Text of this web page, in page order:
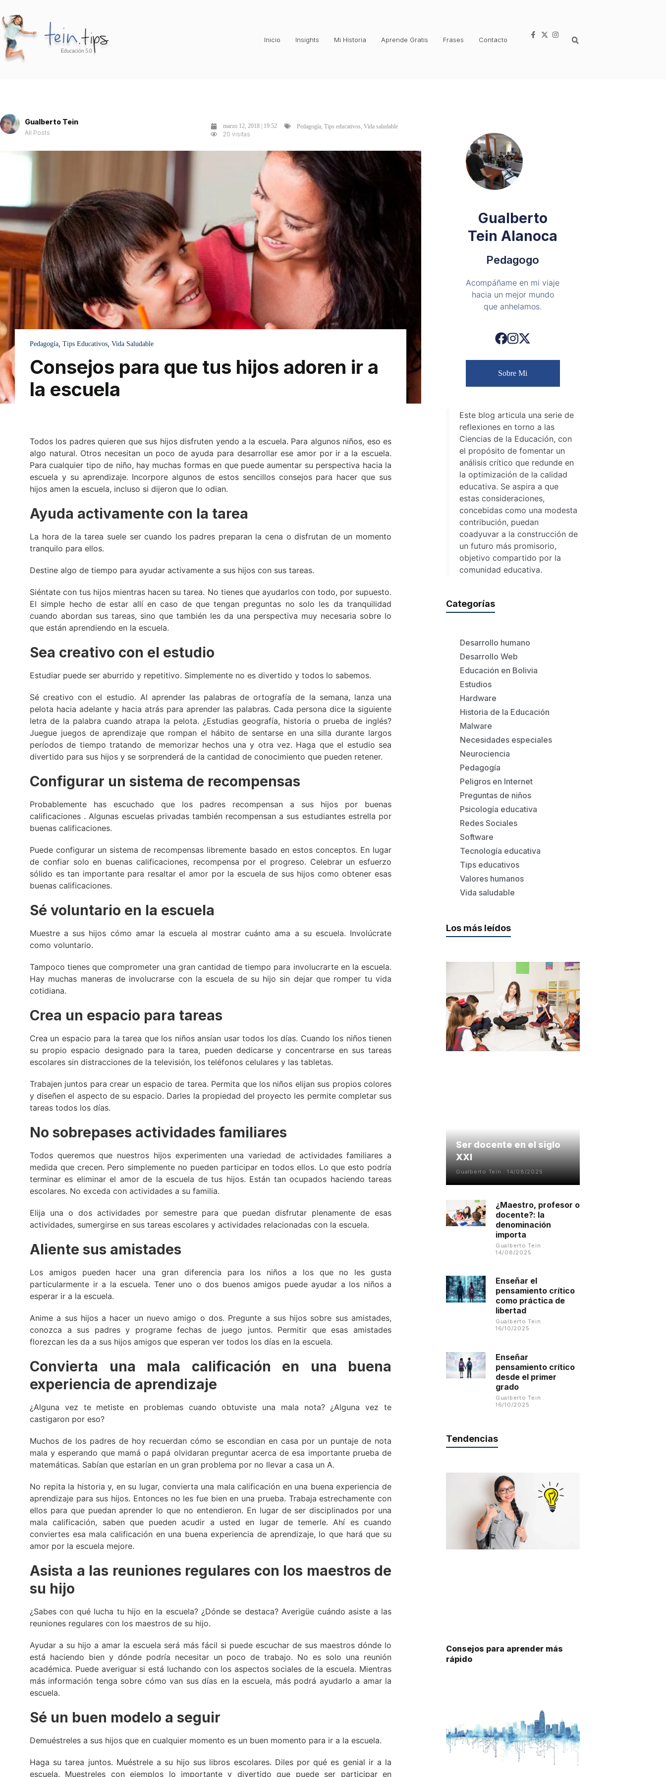
Inicio Insights Mi Historia Aprende Gratis Frases Contacto
Gualberto Tein
All Posts
marzo 12, 2018 | 19:52 Pedagogía Tips educativos Vida saludable
20 visitas
Pedagogía Tips Educativos Vida Saludable
Consejos para que tus hijos adoren ir a
la escuela
Todos los padres quieren que sus hijos disfruten yendo a la escuela. Para algunos niños, eso es
algo natural. Otros necesitan un poco de ayuda para desarrollar ese amor por ir a la escuela.
Para cualquier tipo de niño, hay muchas formas en que puede aumentar su perspectiva hacia la
escuela y su aprendizaje. Incorpore algunos de estos sencillos consejos para hacer que sus
hijos amen la escuela, incluso si dijeron que lo odian.
Ayuda activamente con la tarea
La hora de la tarea suele ser cuando los padres preparan la cena o disfrutan de un momento
tranquilo para ellos.
Destine algo de tiempo para ayudar activamente a sus hijos con sus tareas.
Siéntate con tus hijos mientras hacen su tarea. No tienes que ayudarlos con todo, por supuesto.
El simple hecho de estar allí en caso de que tengan preguntas no solo les da tranquilidad
cuando abordan sus tareas, sino que también les da una perspectiva muy necesaria sobre lo
que están aprendiendo en la escuela.
Sea creativo con el estudio
Estudiar puede ser aburrido y repetitivo. Simplemente no es divertido y todos lo sabemos.
Sé creativo con el estudio. Al aprender las palabras de ortografía de la semana, lanza una
pelota hacia adelante y hacia atrás para aprender las palabras. Cada persona dice la siguiente
letra de la palabra cuando atrapa la pelota. ¿Estudias geografía, historia o prueba de inglés?
Juegue juegos de aprendizaje que rompan el hábito de sentarse en una silla durante largos
períodos de tiempo tratando de memorizar hechos una y otra vez. Haga que el estudio sea
divertido para sus hijos y se sorprenderá de la cantidad de conocimiento que pueden retener.
Configurar un sistema de recompensas
Probablemente has escuchado que los padres recompensan a sus hijos por buenas
calificaciones . Algunas escuelas privadas también recompensan a sus estudiantes estrella por
buenas calificaciones.
Puede configurar un sistema de recompensas libremente basado en estos conceptos. En lugar
de confiar solo en buenas calificaciones, recompensa por el progreso. Celebrar un esfuerzo
sólido es tan importante para resaltar el amor por la escuela de sus hijos como obtener esas
buenas calificaciones.
Sé voluntario en la escuela
Muestre a sus hijos cómo amar la escuela al mostrar cuánto ama a su escuela. Involúcrate
como voluntario.
Tampoco tienes que comprometer una gran cantidad de tiempo para involucrarte en la escuela.
Hay muchas maneras de involucrarse con la escuela de su hijo sin dejar que romper tu vida
cotidiana.
Crea un espacio para tareas
Crea un espacio para la tarea que los niños ansían usar todos los días. Cuando los niños tienen
su propio espacio designado para la tarea, pueden dedicarse y concentrarse en sus tareas
escolares sin distracciones de la televisión, los teléfonos celulares y las tabletas.
Trabajen juntos para crear un espacio de tarea. Permita que los niños elijan sus propios colores
y diseñen el aspecto de su espacio. Darles la propiedad del proyecto les permite completar sus
tareas todos los días.
No sobrepases actividades familiares
Todos queremos que nuestros hijos experimenten una variedad de actividades familiares a
medida que crecen. Pero simplemente no pueden participar en todos ellos. Lo que esto podría
terminar es eliminar el amor de la escuela de tus hijos. Están tan ocupados haciendo tareas
escolares. No exceda con actividades a su familia.
Elija una o dos actividades por semestre para que puedan disfrutar plenamente de esas
actividades, sumergirse en sus tareas escolares y actividades relacionadas con la escuela.
Aliente sus amistades
Los amigos pueden hacer una gran diferencia para los niños a los que no les gusta
particularmente ir a la escuela. Tener uno o dos buenos amigos puede ayudar a los niños a
esperar ir a la escuela.
Anime a sus hijos a hacer un nuevo amigo o dos. Pregunte a sus hijos sobre sus amistades,
conozca a sus padres y programe fechas de juego juntos. Permitir que esas amistades
florezcan les da a sus hijos amigos que esperan ver todos los días en la escuela.
Convierta una mala calificación en una buena
experiencia de aprendizaje
¿Alguna vez te metiste en problemas cuando obtuviste una mala nota? ¿Alguna vez te
castigaron por eso?
Muchos de los padres de hoy recuerdan cómo se escondian en casa por un puntaje de nota
mala y esperando que mamá o papá olvidaran preguntar acerca de esa importante prueba de
matemáticas. Sabían que estarían en un gran problema por no llevar a casa un A.
No repita la historia y, en su lugar, convierta una mala calificación en una buena experiencia de
aprendizaje para sus hijos. Entonces no les fue bien en una prueba. Trabaja estrechamente con
ellos para que puedan aprender lo que no entendieron. En lugar de ser disciplinados por una
mala calificación, saben que pueden acudir a usted en lugar de temerle. Ahí es cuando
conviertes esa mala calificación en una buena experiencia de aprendizaje, lo que hará que su
amor por la escuela mejore.
Asista a las reuniones regulares con los maestros de
su hijo
¿Sabes con qué lucha tu hijo en la escuela? ¿Dónde se destaca? Averigüe cuándo asiste a las
reuniones regulares con los maestros de su hijo.
Ayudar a su hijo a amar la escuela será más fácil si puede escuchar de sus maestros dónde lo
está haciendo bien y dónde podría necesitar un poco de trabajo. No es solo una reunión
académica. Puede averiguar si está luchando con los aspectos sociales de la escuela. Mientras
más información tenga sobre cómo van sus días en la escuela, más podrá ayudarlo a amar la
escuela.
Sé un buen modelo a seguir
Demuéstreles a sus hijos que en cualquier momento es un buen momento para ir a la escuela.
Haga su tarea juntos. Muéstrele a su hijo sus libros escolares. Diles por qué es genial ir a la
escuela. Muestreles con ejemplos lo importante y divertido que puede ser participar en
Gualberto
Tein Alanoca
Pedagogo
Acompáñame en mi viaje
hacia un mejor mundo
que anhelamos.
Sobre Mi
Este blog articula una serie de
reflexiones en torno a las
Ciencias de la Educación, con
el propósito de fomentar un
análisis crítico que redunde en
la optimización de la calidad
educativa. Se aspira a que
estas consideraciones,
concebidas como una modesta
contribución, puedan
coadyuvar a la construcción de
un futuro más promisorio,
objetivo compartido por la
comunidad educativa.
Categorías
Desarrollo humano
Desarrollo Web
Educación en Bolivia
Estudios
Hardware
Historia de la Educación
Malware
Necesidades especiales
Neurociencia
Pedagogía
Peligros en Internet
Preguntas de niños
Psicología educativa
Redes Sociales
Software
Tecnología educativa
Tips educativos
Valores humanos
Vida saludable
Los más leídos
Ser docente en el siglo
XXI
Gualberto Tein 14/08/2025
¿Maestro, profesor o
docente?: la
denominación
importa
Gualberto Tein
14/08/2025
Enseñar el
pensamiento crítico
como práctica de
libertad
Gualberto Tein
16/10/2025
Enseñar
pensamiento crítico
desde el primer
grado
Gualberto Tein
16/10/2025
Tendencias
Consejos para aprender más
rápido